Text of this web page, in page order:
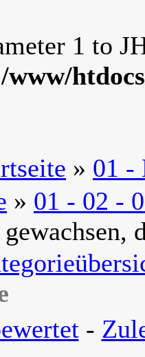
1 to
/www/
» 01 -
» 01 - 02 -
-